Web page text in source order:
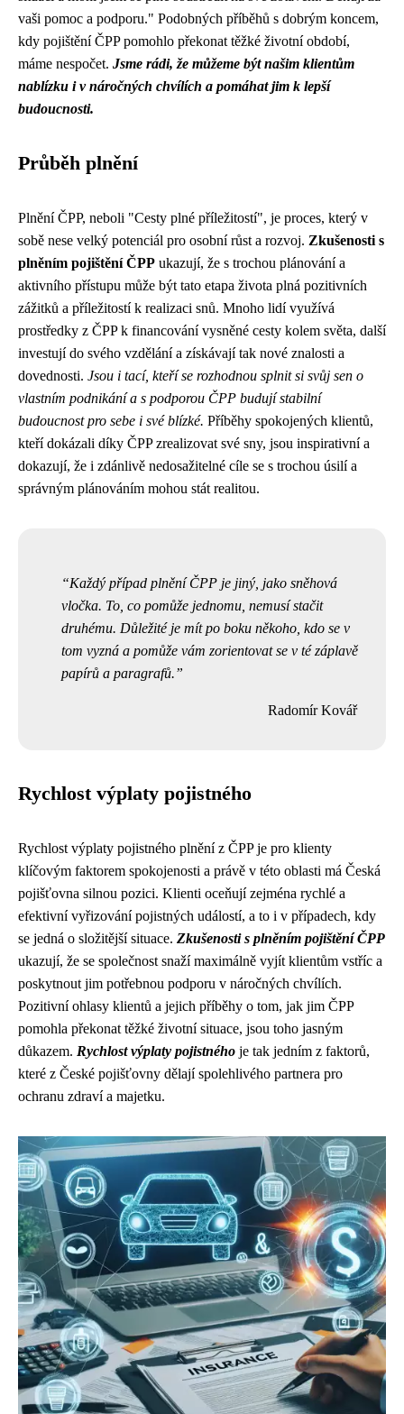
vaši pomoc a podporu." Podobných příběhů s dobrým koncem,
kdy pojištění ČPP pomohlo překonat těžké životní období,
máme nespočet. Jsme rádi, že můžeme být našim klientům
nablízku i v náročných chvílích a pomáhat jim k lepší
budoucnosti.
Průběh plnění
Plnění ČPP, neboli "Cesty plné příležitostí", je proces, který v
sobě nese velký potenciál pro osobní růst a rozvoj. Zkušenosti s
plněním pojištění ČPP ukazují, že s trochou plánování a
aktivního přístupu může být tato etapa života plná pozitivních
zážitků a příležitostí k realizaci snů. Mnoho lidí využívá
prostředky z ČPP k financování vysněné cesty kolem světa, další
investují do svého vzdělání a získávají tak nové znalosti a
dovednosti. Jsou i tací, kteří se rozhodnou splnit si svůj sen o
vlastním podnikání a s podporou ČPP budují stabilní
budoucnost pro sebe i své blízké. Příběhy spokojených klientů,
kteří dokázali díky ČPP zrealizovat své sny, jsou inspirativní a
dokazují, že i zdánlivě nedosažitelné cíle se s trochou úsilí a
správným plánováním mohou stát realitou.
Každý případ plnění ČPP je jiný, jako sněhová
vločka. To, co pomůže jednomu, nemusí stačit
druhému. Důležité je mít po boku někoho, kdo se v
tom vyzná a pomůže vám zorientovat se v té záplavě
papírů a paragrafů.
Radomír Kovář
Rychlost výplaty pojistného
Rychlost výplaty pojistného plnění z ČPP je pro klienty
klíčovým faktorem spokojenosti a právě v této oblasti má Česká
pojišťovna silnou pozici. Klienti oceňují zejména rychlé a
efektivní vyřizování pojistných událostí, a to i v případech, kdy
se jedná o složitější situace. Zkušenosti s plněním pojištění ČPP
ukazují, že se společnost snaží maximálně vyjít klientům vstříc a
poskytnout jim potřebnou podporu v náročných chvílích.
Pozitivní ohlasy klientů a jejich příběhy o tom, jak jim ČPP
pomohla překonat těžké životní situace, jsou toho jasným
důkazem. Rychlost výplaty pojistného je tak jedním z faktorů,
které z České pojišťovny dělají spolehlivého partnera pro
ochranu zdraví a majetku.